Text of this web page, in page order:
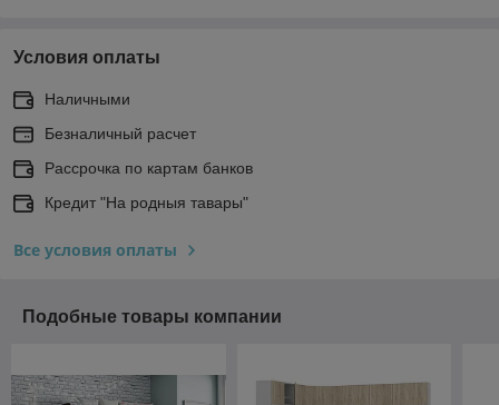
Условия оплаты
Наличными
Безналичный расчет
Рассрочка по картам банков
Кредит "На родныя тавары"
Все условия оплаты
Подобные товары компании